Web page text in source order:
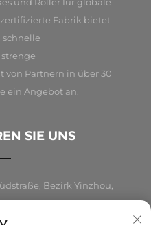
Fabrik bietet
schnelle
von Partnern in über 30
ein Angebot an.
SIE UNS
Bezirk Yinzhou,